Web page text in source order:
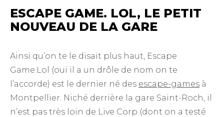
ESCAPE GAME. LOL, LE PETIT
NOUVEAU DE LA GARE
Ainsi qu’on te le disait plus haut, Escape
Game.Lol (oui il a un drôle de nom on te
l’accorde) est le dernier né des escape-games à
Montpellier. Niché derrière la gare Saint-Roch, il
n’est pas très loin de Live Corp (dont on a testé